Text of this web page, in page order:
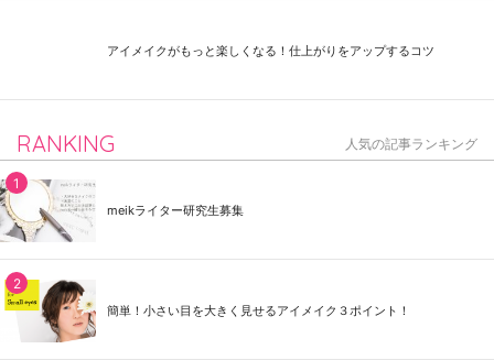
アイメイクがもっと楽しくなる！仕上がりをアップするコツ
RANKING 人気の記事ランキング
meikライター研究生募集
簡単！小さい目を大きく見せるアイメイク３ポイント！